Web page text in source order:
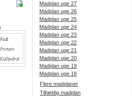
Madplan uge 27
Madplan uge 26
Madplan uge 25
Madplan uge 24
Madplan uge 23
Madplan uge 22
Madplan uge 21
Madplan uge 20
Madplan uge 19
Madplan uge 18
Flere madplaner
Tilfældig madplan